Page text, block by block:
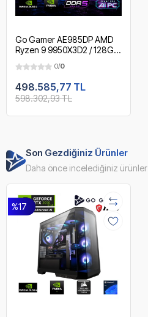
Go Gamer AE985DP AMD
Ryzen 9 9950X3D2 / 128GB
RTX5090 32GB / 360mm
Sıvı Soğutma / X870 Wi-Fi
6E & BT 5.2 / MSI 27" OLED
2K 240Hz. 0.03MS / OEM
0/0
498.585,77 TL
598.302,93 TL
Son Gezdiğiniz Ürünler
Daha önce incelediğiniz ürünler
%17